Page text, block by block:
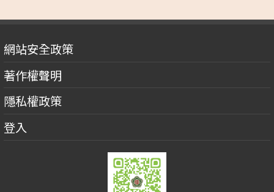
網站安全政策
著作權聲明
隱私權政策
登入